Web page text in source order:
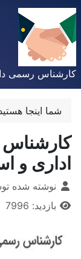
کارشناس رسمی
شما اینجا
کارشناس
اداری و
توضیحات
نوشته شده
بازدید: 7996